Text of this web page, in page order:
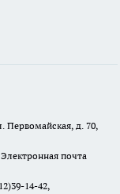
Первомайская, д. 70,
Электронная почта
14-42,